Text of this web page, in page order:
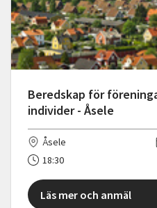
Beredskap för
individer - Åsele
Åsele
18:30
Läs mer och anmäl